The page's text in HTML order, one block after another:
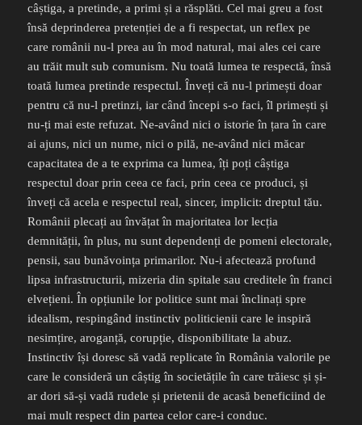
câștiga, a pretinde, a primi și a răsplăti. Cel mai greu a fost
însă deprinderea pretenției de a fi respectat, un reflex pe
care românii nu-l prea au în mod natural, mai ales cei care
au trăit mult sub comunism. Nu toată lumea te respectă, însă
toată lumea pretinde respectul. Înveți că nu-l primești doar
pentru că nu-l pretinzi, iar când începi s-o faci, îl primești și
nu-ți mai este refuzat. Ne-având nici o istorie în țara în care
ai ajuns, nici un nume, nici o pilă, ne-având nici măcar
capacitatea de a te exprima ca lumea, îți poți câștiga
respectul doar prin ceea ce faci, prin ceea ce produci, și
înveți că acela e respectul real, sincer, implicit: dreptul tău.
Românii plecați au învățat în majoritatea lor lecția
demnității, în plus, nu sunt dependenți de pomeni electorale,
pensii, sau bunăvoința primarilor. Nu-i afectează profund
lipsa infrastructurii, mizeria din spitale sau creditele în franci
elvețieni. În opțiunile lor politice sunt mai înclinați spre
idealism, respingând instinctiv politicienii care le inspiră
nesimțire, aroganță, corupție, disponibilitate la abuz.
Instinctiv își doresc să vadă replicate în România valorile pe
care le consideră un câștig în societățile în care trăiesc și și-
ar dori să-și vadă rudele și prietenii de acasă beneficiind de
mai mult respect din partea celor care-i conduc.